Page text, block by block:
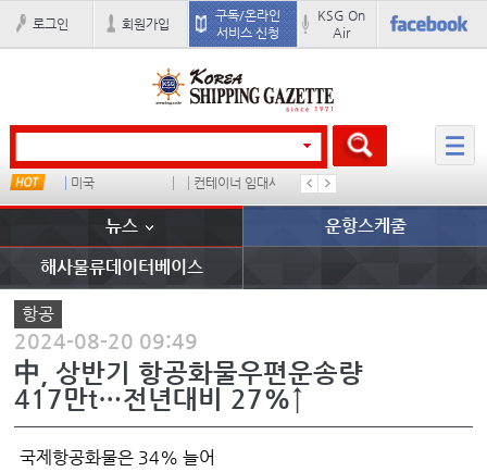
로그인 회원가입
구독/온라인
서비스 신청
KSG On
Air
미국 컨테이너 임대사 더블
뉴스 운항스케줄
해사물류데이터베이스
항공
2024-08-20 09:49
中, 상반기 항공화물우편운송량
417만t…전년대비 27%↑
국제항공화물은 34% 늘어